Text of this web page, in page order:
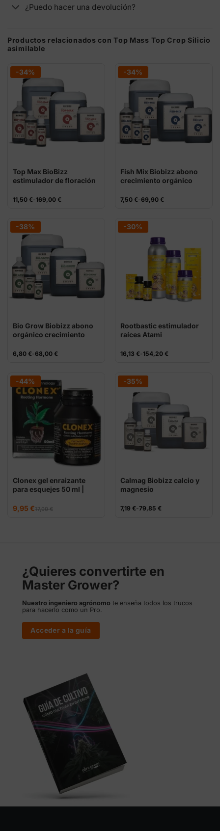
¿Puedo hacer una devolución?
Productos relacionados con Top Mass Top Crop Silicio
asimilable
-34%
Top Max BioBizz
estimulador de floración
11,50 €-169,00 €
Rango
de
11,50 €
hasta
169,00 €
-34%
Fish Mix Biobizz abono
crecimiento orgánico
7,50 €-69,90 €
Rango
de
7,50 €
hasta
69,90 €
-38%
Bio Grow Biobizz abono
orgánico crecimiento
6,80 €-68,00 €
Rango
de
6,80 €
hasta
68,00 €
-30%
Rootbastic estimulador
raíces Atami
16,13 €-154,20 €
Rango
16,13 €
hasta
154,20 €
-44%
Clonex gel enraizante
para esquejes 50 ml |
17,90€
El
precio
9,95 €
El
precio
-35%
Calmag Biobizz calcio y
magnesio
7,19 €-79,85 €
Rango
de
¿Quieres convertirte en
Master Grower?
Nuestro ingeniero agrónomo te enseña todos los trucos
para hacerlo como un Pro.
Acceder a la guía